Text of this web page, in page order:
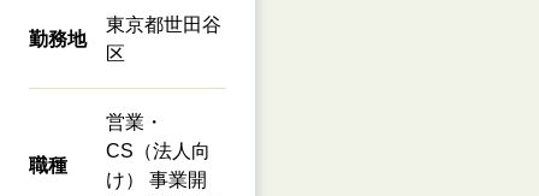
勤務地
東京都世田谷
区
職種
営業・
CS（法人向
け） 事業開